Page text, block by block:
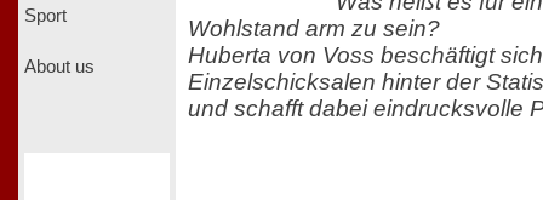
Sport
About us
Wohlstand arm zu sein?
Huberta von Voss beschäftigt
Einzelschicksalen hinter der
und schafft dabei eindrucksvolle